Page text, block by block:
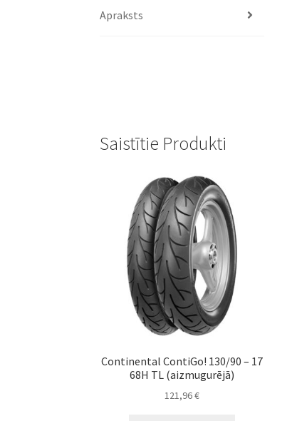
Apraksts
Saistītie Produkti
Continental ContiGo! 130/90 – 17
68H TL (aizmugurējā)
121,96€